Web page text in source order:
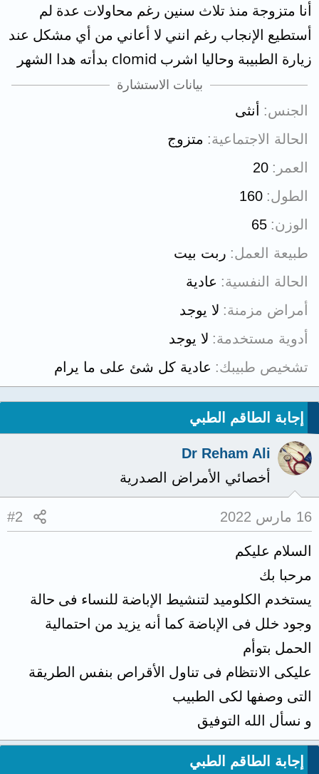
أنا متزوجة منذ تلاث سنين رغم محاولات عدة لم
أستطيع الإنجاب رغم انني لا أعاني من أي مشكل عند
زيارة الطبيبة وحاليا اشرب clomid بدأته هدا الشهر
بيانات الاستشارة
الجنس
أنثى
الحالة الاجتماعية
متزوج
العمر
20
الطول 160
الوزن 65
طبيعة العمل ربت بيت
الحالة النفسية
عادية
أمراض مزمنة لا يوجد
أدوية مستخدمة لا يوجد
تشخيص طبيبك
عادية كل شئ على ما يرام
إجابة الطاقم الطبي
Dr Reham Ali
أخصائي الأمراض الصدرية
16 مارس 2022 #2
السلام عليكم
مرحبا بك
يستخدم الكلوميد لتنشيط الإباضة للنساء فى حالة
وجود خلل فى الإباضة كما أنه يزيد من احتمالية
الحمل بتوأم
عليكى الانتظام فى تناول الأقراص بنفس الطريقة
التى وصفها لكى الطبيب
و نسأل الله التوفيق
إجابة الطاقم الطبي